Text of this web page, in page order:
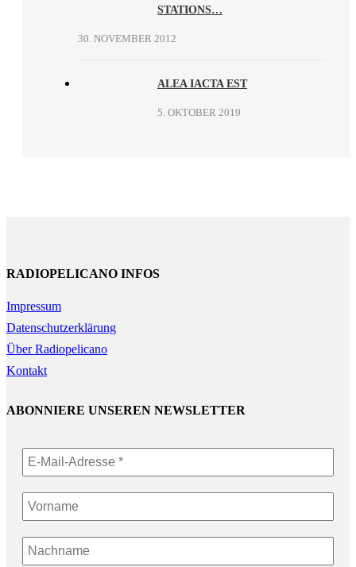
STATIONS…
30. NOVEMBER 2012
ALEA IACTA EST
5. OKTOBER 2019
RADIOPELICANO INFOS
Impressum
Datenschutzerklärung
Über Radiopelicano
Kontakt
ABONNIERE UNSEREN NEWSLETTER